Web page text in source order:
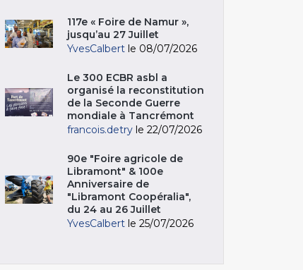
117e « Foire de Namur »,
jusqu’au 27 Juillet
YvesCalbert le 08/07/2026
Le 300 ECBR asbl a
organisé la reconstitution
de la Seconde Guerre
mondiale à Tancrémont
francois.detry le 22/07/2026
90e "Foire agricole de
Libramont" & 100e
Anniversaire de
"Libramont Coopéralia",
du 24 au 26 Juillet
YvesCalbert le 25/07/2026